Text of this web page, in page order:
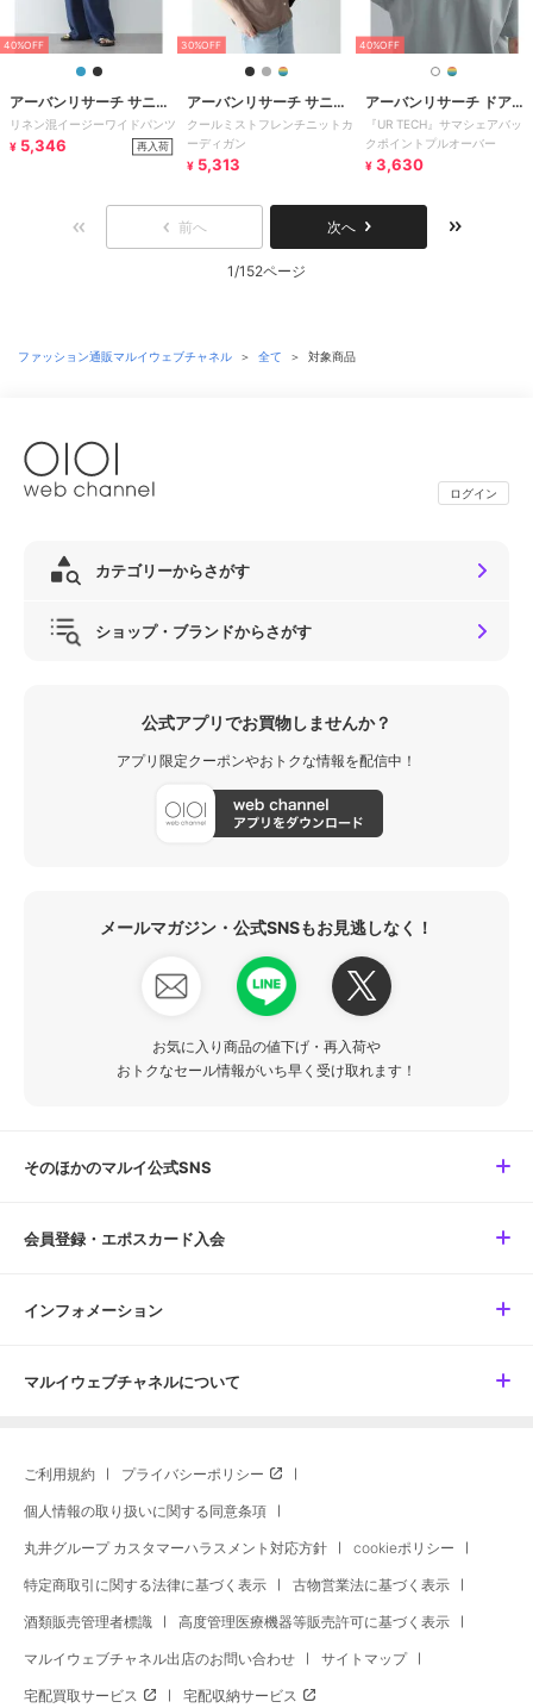
40%OFF
アーバンリサーチ サニー
レーベル
リネン混イージーワイドパンツ
¥ 5,346 再入荷
30%OFF
アーバンリサーチ サニー
レーベル
クールミストフレンチニットカ
ーディガン
¥ 5,313
40%OFF
アーバンリサーチ ドアー
ズ
『UR TECH』サマシェアバッ
クポイントプルオーバー
¥ 3,630
前へ 次へ
1/152ページ
ファッション通販マルイウェブチャネル ＞ 全て ＞ 対象商品
ログイン
カテゴリーからさがす
ショップ・ブランドからさがす
公式アプリでお買物しませんか？
アプリ限定クーポンやおトクな情報を配信中！
メールマガジン・公式SNSもお見逃しなく！
お気に入り商品の値下げ・再入荷や
おトクなセール情報がいち早く受け取れます！
そのほかのマルイ公式SNS
会員登録・エポスカード入会
インフォメーション
マルイウェブチャネルについて
ご利用規約 プライバシーポリシー
個人情報の取り扱いに関する同意条項
丸井グループ カスタマーハラスメント対応方針 cookieポリシー
特定商取引に関する法律に基づく表示 古物営業法に基づく表示
酒類販売管理者標識 高度管理医療機器等販売許可に基づく表示
マルイウェブチャネル出店のお問い合わせ サイトマップ
宅配買取サービス 宅配収納サービス